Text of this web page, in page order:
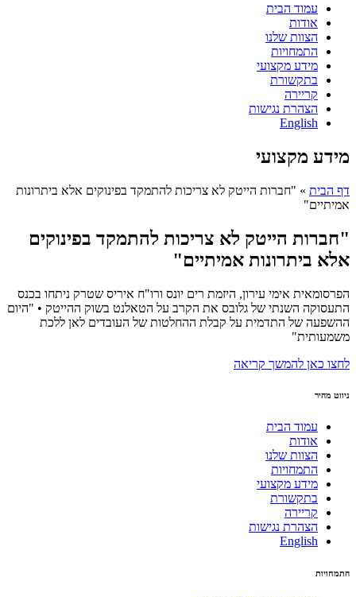
עמוד הבית
אודות
הצוות שלנו
התמחויות
מידע מקצועי
בתקשורת
קריירה
הצהרת נגישות
English
מידע מקצועי
דף הבית » "חברות הייטק לא צריכות להתמקד בפינוקים אלא ביתרונות
אמיתיים"
"חברות הייטק לא צריכות להתמקד בפינוקים
אלא ביתרונות אמיתיים"
הפרסומאית אימי עירון, היזמת רים יונס ורו"ח איריס שטרק ניתחו בכנס
התעסוקה השנתי של גלובס את הקרב על הטאלנט בשוק ההייטק • "היום
ההשפעה של התדמית על קבלת ההחלטות של העובדים לאן ללכת
משמעותית"
לחצו כאן להמשך קריאה
ניווט מהיר
עמוד הבית
אודות
הצוות שלנו
התמחויות
מידע מקצועי
בתקשורת
קריירה
הצהרת נגישות
English
התמחויות